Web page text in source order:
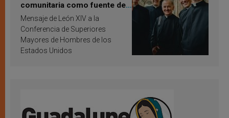
comunitaria como fuente de
inspiración y santificación
Mensaje de León XIV a la
Conferencia de Superiores
Mayores de Hombres de los
Estados Unidos